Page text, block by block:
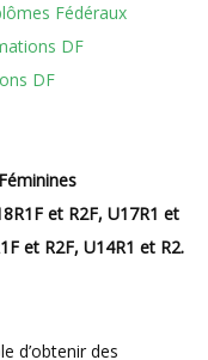
Fédéraux
DF
DF
et R2F, U17R1 et
et R2F, U14R1 et R2.